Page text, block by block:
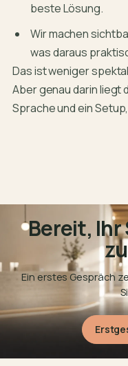
beste Lösung.
Wir machen
was daraus
Das ist weniger
Aber genau darin liegt
Sprache und ein
Bereit,
Ein erstes Gespräch